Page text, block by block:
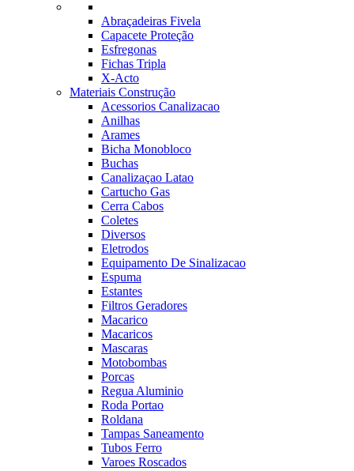
Abraçadeiras Fivela
Capacete Proteção
Esfregonas
Fichas Tripla
X-Acto
Materiais Construção
Acessorios Canalizacao
Anilhas
Arames
Bicha Monobloco
Buchas
Canalizaçao Latao
Cartucho Gas
Cerra Cabos
Coletes
Diversos
Eletrodos
Equipamento De Sinalizacao
Espuma
Estantes
Filtros Geradores
Macarico
Macaricos
Mascaras
Motobombas
Porcas
Regua Aluminio
Roda Portao
Roldana
Tampas Saneamento
Tubos Ferro
Varoes Roscados